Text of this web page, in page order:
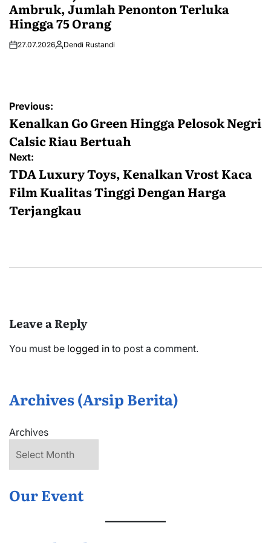
Ambruk, Jumlah Penonton Terluka
Hingga 75 Orang
27.07.2026 Dendi Rustandi
Post
navigation
Previous:
Kenalkan Go Green Hingga Pelosok Negri
Calsic Riau Bertuah
Next:
TDA Luxury Toys, Kenalkan Vrost Kaca
Film Kualitas Tinggi Dengan Harga
Terjangkau
Leave a Reply
You must be logged in to post a comment.
Archives (Arsip Berita)
Archives
Our Event